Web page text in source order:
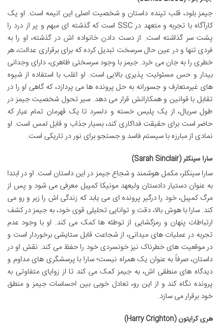
جیمز بلود، قلب تپنده داستان و شخصیت اصلی این انیمه است. او یک
کارآگاه با تجربه و متعهد در SSC است که گذشته ای مبهم و پر از درد را
پشت سر گذاشته است. از دست دادن خانواده اش در گذشته، او را به
فردی تنها و در عین حال سرسخت تبدیل کرده که برای برقراری عدالت، هر
خطری را به جان می خرد. جیمز با وجود سرسختی ظاهری، دارای وجدانی
بیدار و حس مسئولیت پذیری بالایی است. او اغلب با استفاده از شیوه
های غیرمتعارف و جسورانه به حل پرونده ها می پردازد، که گاهی او را در
تقابل با قوانین و همکارانش قرار می دهد. سیر تحول شخصیت جیمز در
طول سریال، از یک پلیس خسته و دلسرد تا یک قهرمان تمام عیار که
حاضر است برای حقیقت فداکاری کند، بسیار جذاب و قابل لمس است. او
نمادی از مبارزه با سیستم فاسد و جستجو برای نور در تاریکی است.
سارا سینکلر (Sarah Sinclair)
سارا سینکلر، مکمل هوشمند و شجاع جیمز در این داستان است. او در ابتدا
به عنوان دستیار دادستان ولیعهد مونیکا کمپبل معرفی می شود و پس از
مرگ کمپبل، خود را درگیر پرونده ای می یابد که زندگی اش را زیر و رو می
کند. سارا با هوش بالا، دقت و توانایی تحلیلی قوی خود، به جیمز در کشف
ارتباطات پنهان و رمزگشایی از توطئه ها کمک می کند. او با وجود عدم
تجربه در عملیات های میدانی، از شجاعت قابل ستایشی برخوردار است و
در موقعیت های خطرناک نیز خونسردی خود را حفظ می کند. نقش او در
داستان، صرفاً به عنوان یک همراه نیست؛ سارا با پرسشگری های مداوم و
دیدگاه های منطقی اش، به جیمز کمک می کند تا از زوایای متفاوتی به
پرونده نگاه کند و از این رو، تعادل خوبی بین احساسات جیمز و منطق
خود برقرار می سازد.
هری کرایتون (Harry Crighton)